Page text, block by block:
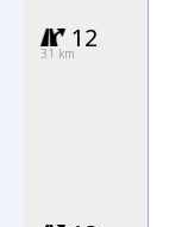
12
31 km